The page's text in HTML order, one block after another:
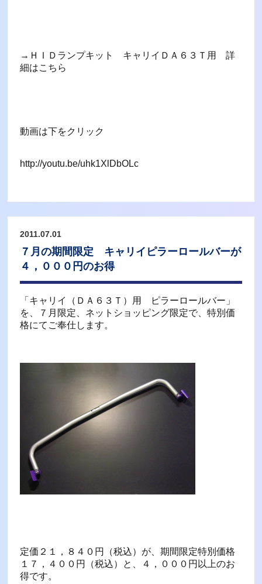
→ＨＩＤランプキット キャリイＤＡ６３Ｔ用 詳
細はこちら
動画は下をクリック
http://youtu.be/uhk1XlDbOLc
2011.07.01
７月の期間限定 キャリイピラーロールバーが
４，０００円のお得
「キャリイ（ＤＡ６３Ｔ）用 ピラーロールバー」
を、７月限定、ネットショッピング限定で、特別価
格にてご奉仕します。
定価２１，８４０円（税込）が、期間限定特別価格
１７，４００円（税込）と、４，０００円以上のお
得です。